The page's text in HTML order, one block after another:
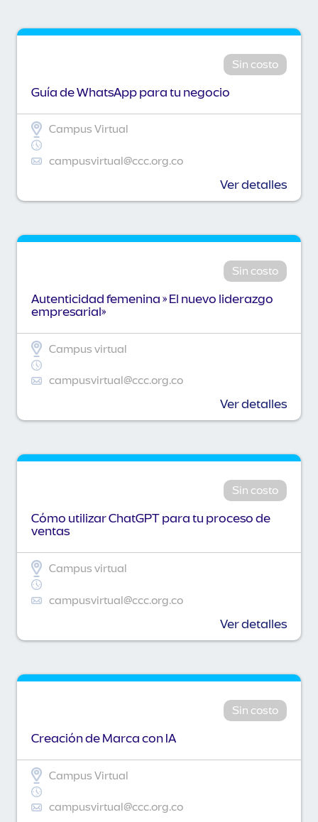
Sin costo
Guía de WhatsApp para tu negocio
Campus Virtual
campusvirtual@ccc.org.co
Ver detalles
Sin costo
Autenticidad femenina » El nuevo liderazgo
empresarial»
Campus virtual
campusvirtual@ccc.org.co
Ver detalles
Sin costo
Cómo utilizar ChatGPT para tu proceso de
ventas
Campus virtual
campusvirtual@ccc.org.co
Ver detalles
Sin costo
Creación de Marca con IA
Campus Virtual
campusvirtual@ccc.org.co